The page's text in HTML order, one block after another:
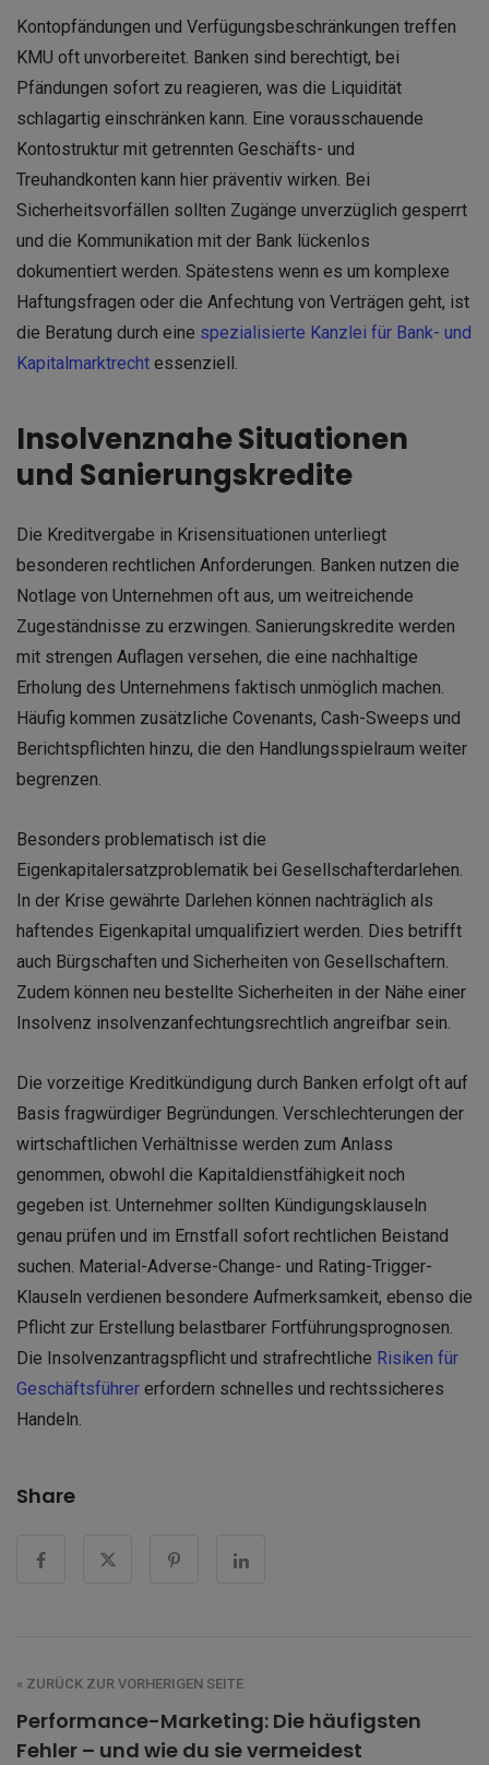
Kontopfändungen und Verfügungsbeschränkungen treffen
KMU oft unvorbereitet. Banken sind berechtigt, bei
Pfändungen sofort zu reagieren, was die Liquidität
schlagartig einschränken kann. Eine vorausschauende
Kontostruktur mit getrennten Geschäfts- und
Treuhandkonten kann hier präventiv wirken. Bei
Sicherheitsvorfällen sollten Zugänge unverzüglich gesperrt
und die Kommunikation mit der Bank lückenlos
dokumentiert werden. Spätestens wenn es um komplexe
Haftungsfragen oder die Anfechtung von Verträgen geht, ist
die Beratung durch eine spezialisierte Kanzlei für Bank- und
Kapitalmarktrecht essenziell.
Insolvenznahe Situationen
und Sanierungskredite
Die Kreditvergabe in Krisensituationen unterliegt
besonderen rechtlichen Anforderungen. Banken nutzen die
Notlage von Unternehmen oft aus, um weitreichende
Zugeständnisse zu erzwingen. Sanierungskredite werden
mit strengen Auflagen versehen, die eine nachhaltige
Erholung des Unternehmens faktisch unmöglich machen.
Häufig kommen zusätzliche Covenants, Cash-Sweeps und
Berichtspflichten hinzu, die den Handlungsspielraum weiter
begrenzen.
Besonders problematisch ist die
Eigenkapitalersatzproblematik bei Gesellschafterdarlehen.
In der Krise gewährte Darlehen können nachträglich als
haftendes Eigenkapital umqualifiziert werden. Dies betrifft
auch Bürgschaften und Sicherheiten von Gesellschaftern.
Zudem können neu bestellte Sicherheiten in der Nähe einer
Insolvenz insolvenzanfechtungsrechtlich angreifbar sein.
Die vorzeitige Kreditkündigung durch Banken erfolgt oft auf
Basis fragwürdiger Begründungen. Verschlechterungen der
wirtschaftlichen Verhältnisse werden zum Anlass
genommen, obwohl die Kapitaldienstfähigkeit noch
gegeben ist. Unternehmer sollten Kündigungsklauseln
genau prüfen und im Ernstfall sofort rechtlichen Beistand
suchen. Material-Adverse-Change- und Rating-Trigger-
Klauseln verdienen besondere Aufmerksamkeit, ebenso die
Pflicht zur Erstellung belastbarer Fortführungsprognosen.
Die Insolvenzantragspflicht und strafrechtliche Risiken für
Geschäftsführer erfordern schnelles und rechtssicheres
Handeln.
Share
« ZURÜCK ZUR VORHERIGEN SEITE
Performance-Marketing: Die häufigsten
Fehler – und wie du sie vermeidest